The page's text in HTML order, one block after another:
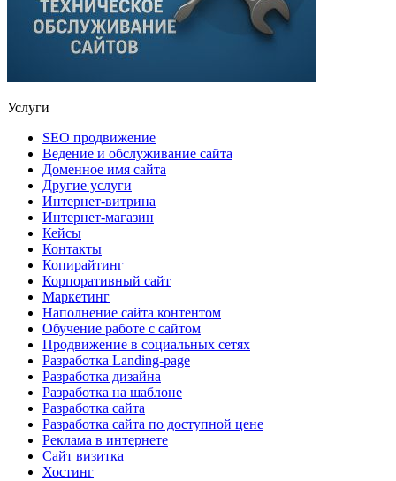
Услуги
SEO продвижение
Ведение и обслуживание сайта
Доменное имя сайта
Другие услуги
Интернет-витрина
Интернет-магазин
Кейсы
Контакты
Копирайтинг
Корпоративный сайт
Маркетинг
Наполнение сайта контентом
Обучение работе с сайтом
Продвижение в социальных сетях
Разработка Landing-page
Разработка дизайна
Разработка на шаблоне
Разработка сайта
Разработка сайта по доступной цене
Реклама в интернете
Сайт визитка
Хостинг